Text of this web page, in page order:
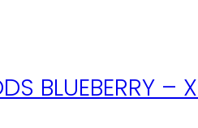
BLUEBERRY –